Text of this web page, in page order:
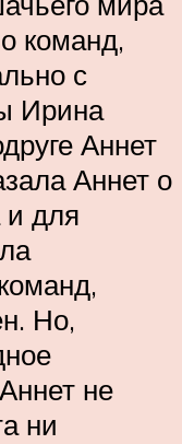
команд,
с
Ирина
Аннет
Аннет о
для
Но,
не
ни